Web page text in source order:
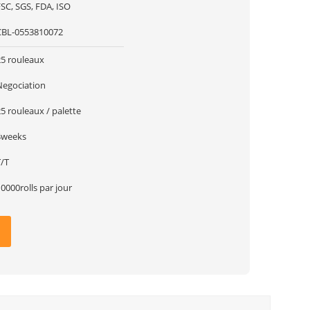
SGS, FDA, ISO
0553810072
rouleaux
rouleaux / palette
T
par jour